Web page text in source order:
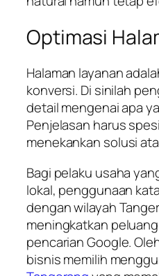
Optimasi
Halaman layanan
konversi. Di sinilah
detail mengenai apa
Penjelasan harus
menekankan solusi
Bagi pelaku usaha
lokal, penggunaan
dengan wilayah
meningkatkan
pencarian Google.
bisnis memilih